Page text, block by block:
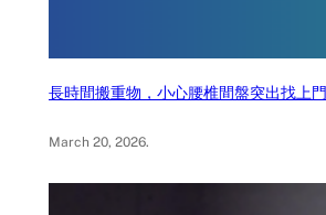
長時間搬重物，小心腰椎間盤突出找上門
March 20, 2026.